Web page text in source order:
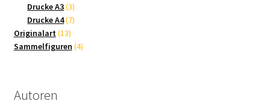
Drucke A3 33
Produkte
Drucke A4 77
Originalart 1313
Produkte
Sammelfiguren 44
Autoren